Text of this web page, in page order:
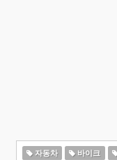
자동차 바이크